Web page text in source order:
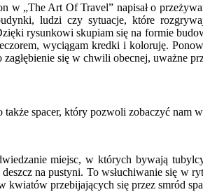
w „The Art Of Travel” napisał o
ludzi czy sytuacje, które
rysunkowi skupiam się na formie
wyciągam kredki i koloruję.
się w chwili obecnej, uważne
także spacer, który pozwoli zobaczyć nam
miejsc, w których bywają
na pustyni. To wsłuchiwanie się w
kwiatów przebijających się przez smród